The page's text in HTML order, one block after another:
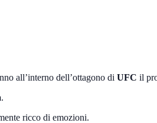
all’interno dell’ottagono di UFC il
.
ricco di emozioni.